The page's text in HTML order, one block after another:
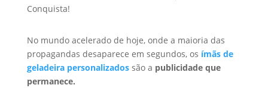
No mundo acelerado de hoje, onde a maioria das
propagandas desaparece em segundos, os ímãs de
geladeira personalizadossão a publicidade que
permanece.